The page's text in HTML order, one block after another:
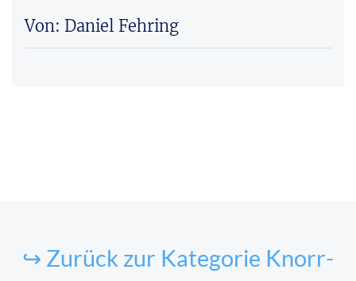
Von: Daniel Fehring
↪ Zurück zur Kategorie Knorr-